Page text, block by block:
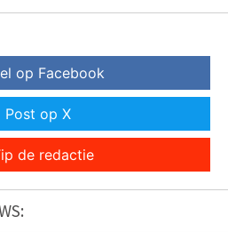
op Facebook
Post op X
de redactie